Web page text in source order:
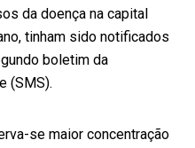
da doença na capital
tinham sido notificados
boletim da
(SMS).
se maior concentração